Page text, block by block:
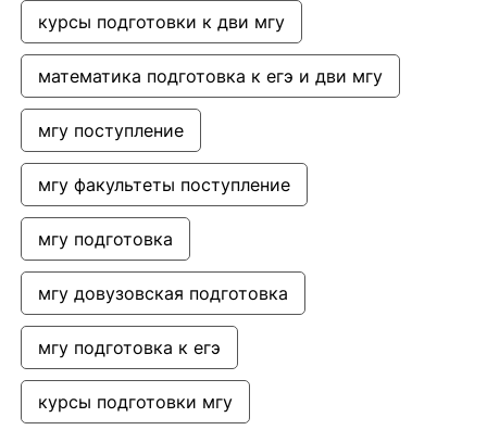
курсы подготовки к дви мгу
математика подготовка к егэ и дви мгу
мгу поступление
мгу факультеты поступление
мгу подготовка
мгу довузовская подготовка
мгу подготовка к егэ
курсы подготовки мгу